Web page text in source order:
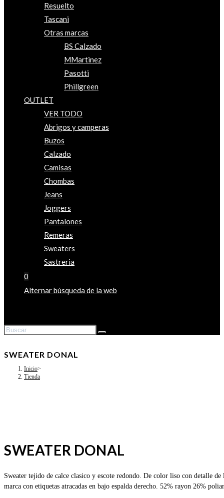
Resuelto
Tascani
Otras marcas
BS Calzado
MMartinez
Pasotti
Phillgreen
OUTLET
VER TODO
Abrigos y camperas
Buzos
Calzado
Camisas
Chombas
Jeans
Joggers
Pantalones
Remeras
Sweaters
Sastreria
0
Alternar búsqueda de la web
SWEATER DONAL
Inicio>
Tienda
SWEATER DONAL
Sweater tejido de calce clasico y escote redondo. De color liso con detalle
marca con etiquetas atracadas en bajo espalda derecho. 52% rayon 26%